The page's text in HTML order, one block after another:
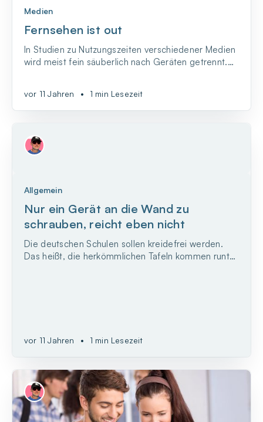
Medien
Fernsehen ist out
In Studien zu Nutzungszeiten verschiedener Medien
wird meist fein säuberlich nach Geräten getrennt.
Seite die neuen Medien wie Computer und
Smartphone.
vor 11 Jahren • 1 min Lesezeit
Allgemein
Nur ein Gerät an die Wand zu
schrauben, reicht eben nicht
Die deutschen Schulen sollen kreidefrei werden.
Das heißt, die herkömmlichen Tafeln kommen runter
vor 11 Jahren • 1 min Lesezeit